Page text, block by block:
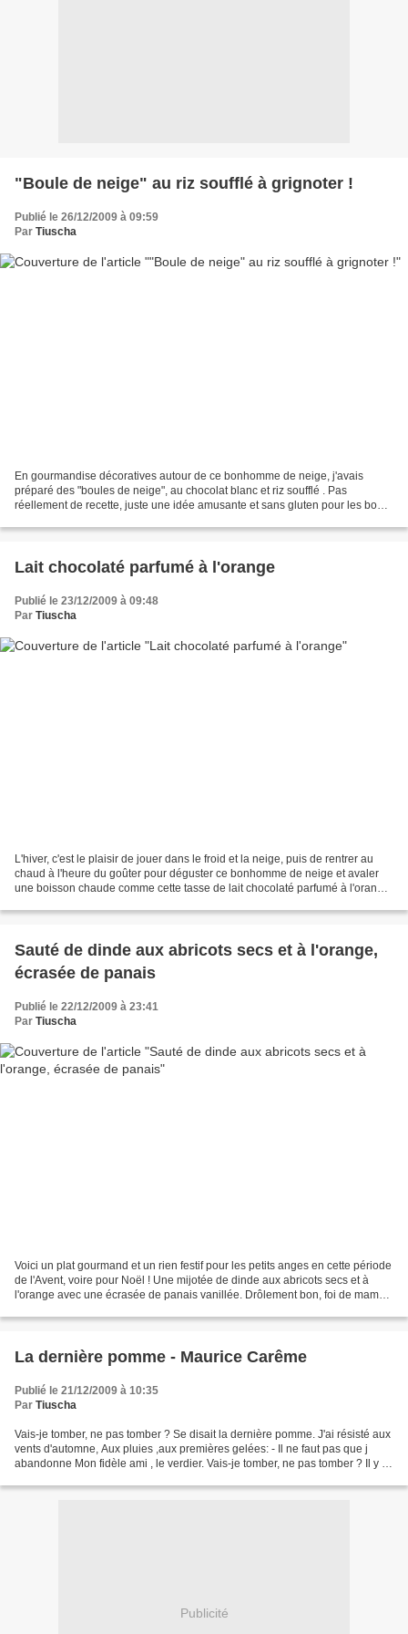
"Boule de neige" au riz soufflé à grignoter !
Publié le 26/12/2009 à 09:59
Par Tiuscha
En gourmandise décoratives autour de ce bonhomme de neige, j'avais
préparé des "boules de neige", au chocolat blanc et riz soufflé . Pas
réellement de recette, juste une idée amusante et sans gluten pour les bouts
Lait chocolaté parfumé à l'orange
Publié le 23/12/2009 à 09:48
Par Tiuscha
L'hiver, c'est le plaisir de jouer dans le froid et la neige, puis de rentrer au
chaud à l'heure du goûter pour déguster ce bonhomme de neige et avaler
une boisson chaude comme cette tasse de lait chocolaté parfumé à l'orange,
Sauté de dinde aux abricots secs et à l'orange,
écrasée de panais
Publié le 22/12/2009 à 23:41
Par Tiuscha
Voici un plat gourmand et un rien festif pour les petits anges en cette période
de l'Avent, voire pour Noël ! Une mijotée de dinde aux abricots secs et à
l'orange avec une écrasée de panais vanillée. Drôlement bon, foi de maman
La dernière pomme - Maurice Carême
Publié le 21/12/2009 à 10:35
Par Tiuscha
Vais-je tomber, ne pas tomber ? Se disait la dernière pomme. J'ai résisté aux
vents d'automne, Aux pluies ,aux premières gelées: - Il ne faut pas que j
abandonne Mon fidèle ami , le verdier. Vais-je tomber, ne pas tomber ? Il y va
Publicité